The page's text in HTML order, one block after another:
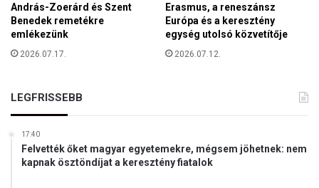
András-Zoerárd és Szent
Benedek remetékre
emlékezünk
2026.07.17.
Erasmus, a reneszánsz
Európa és a keresztény
egység utolsó közvetítője
2026.07.12.
LEGFRISSEBB
17:40
Felvették őket magyar egyetemekre, mégsem jöhetnek: nem
kapnak ösztöndíjat a keresztény fiatalok